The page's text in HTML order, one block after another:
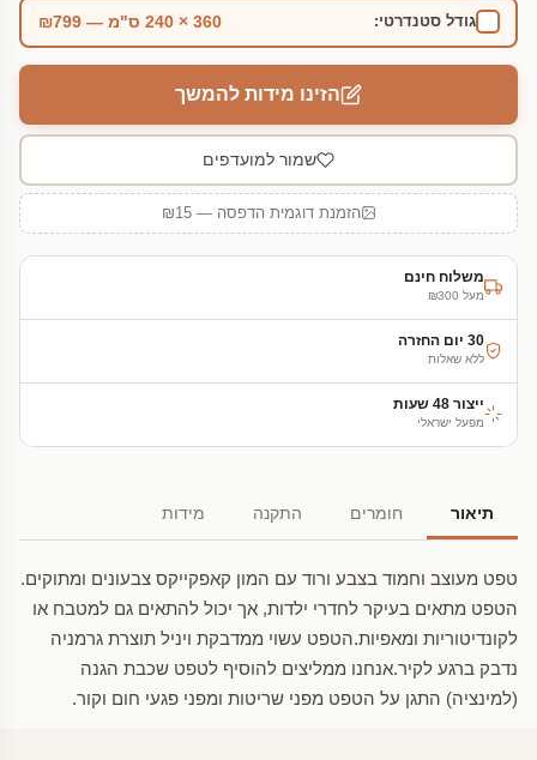
גודל סטנדרטי: 360 × 240 ס"מ — ₪799
הזינו מידות להמשך
שמור למועדפים
הזמנת דוגמית הדפסה — ₪15
משלוח חינם
מעל ₪300
30 יום החזרה
ללא שאלות
ייצור 48 שעות
מפעל ישראלי
תיאור חומרים התקנה מידות
טפט מעוצב וחמוד בצבע ורוד עם המון קאפקייקס צבעונים ומתוקים.
הטפט מתאים בעיקר לחדרי ילדות, אך יכול להתאים גם למטבח או
לקונדיטוריות ומאפיות.הטפט עשוי ממדבקת ויניל תוצרת גרמניה
נדבק ברגע לקיר.אנחנו ממליצים להוסיף לטפט שכבת הגנה
(למינציה) התגן על הטפט מפני שריטות ומפני פגעי חום וקור.